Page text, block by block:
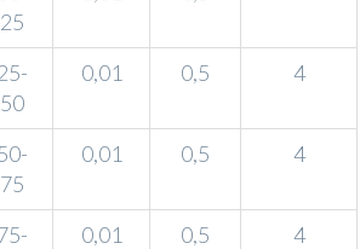
0,01 0,5 4
0,01 0,5 4
0,01 0,5 4